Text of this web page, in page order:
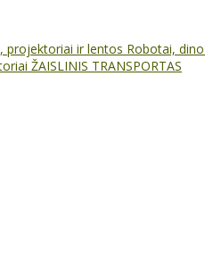
projektoriai ir lentos Robotai,
ŽAISLINIS TRANSPORTAS